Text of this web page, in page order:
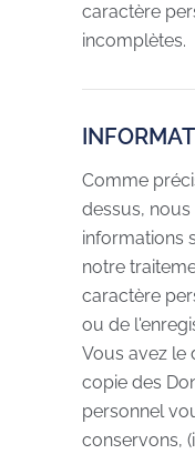
caractère
incomplètes.
Comme
dessus,
informations
notre
caractère
ou de
Vous avez le
copie des
personnel
conservons,